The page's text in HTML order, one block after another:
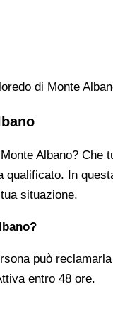
di Monte
Albano?
In
situazione.
può
entro 48 ore.